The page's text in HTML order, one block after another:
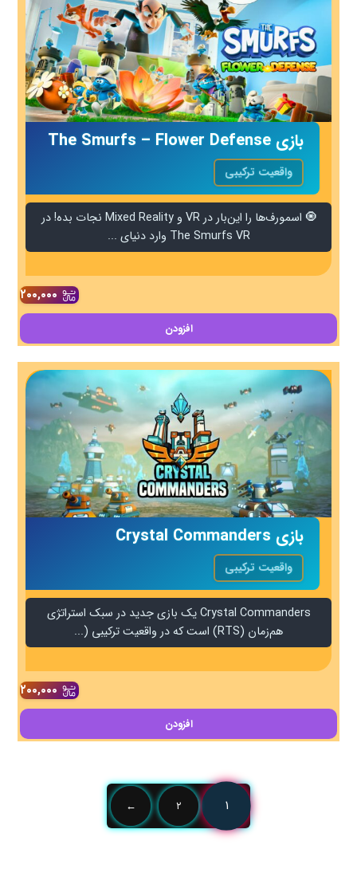
بازی The Smurfs – Flower Defense
واقعیت ترکیبی
🧿 اسمورف‌ها را این‌بار در VR و Mixed Reality نجات بده! در
The Smurfs VR وارد دنیای ...
۲۰۰,۰۰۰
افزودن
بازی Crystal Commanders
واقعیت ترکیبی
Crystal Commanders یک بازی جدید در سبک استراتژی
هم‌زمان (RTS) است که در واقعیت ترکیبی (...
۲۰۰,۰۰۰
افزودن
۱ ۲ ←